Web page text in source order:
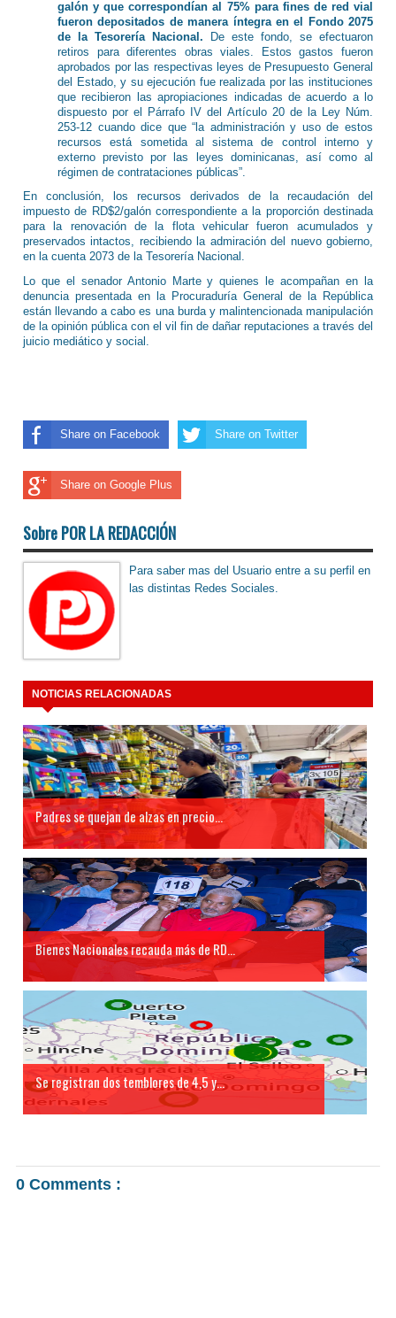
galón y que correspondían al 75% para fines de red vial
fueron depositados de manera íntegra en el Fondo 2075
de la Tesorería Nacional. De este fondo, se efectuaron
retiros para diferentes obras viales. Estos gastos fueron
aprobados por las respectivas leyes de Presupuesto General
del Estado, y su ejecución fue realizada por las instituciones
que recibieron las apropiaciones indicadas de acuerdo a lo
dispuesto por el Párrafo IV del Artículo 20 de la Ley Núm.
253-12 cuando dice que “la administración y uso de estos
recursos está sometida al sistema de control interno y
externo previsto por las leyes dominicanas, así como al
régimen de contrataciones públicas”.
En conclusión, los recursos derivados de la recaudación del
impuesto de RD$2/galón correspondiente a la proporción destinada
para la renovación de la flota vehicular fueron acumulados y
preservados intactos, recibiendo la admiración del nuevo gobierno,
en la cuenta 2073 de la Tesorería Nacional.
Lo que el senador Antonio Marte y quienes le acompañan en la
denuncia presentada en la Procuraduría General de la República
están llevando a cabo es una burda y malintencionada manipulación
de la opinión pública con el vil fin de dañar reputaciones a través del
juicio mediático y social.
Share on Facebook Share on Twitter
Share on Google Plus
Sobre POR LA REDACCIÓN
Para saber mas del Usuario entre a su perfil en
las distintas Redes Sociales.
NOTICIAS RELACIONADAS
Padres se quejan de alzas en precio...
Bienes Nacionales recauda más de RD...
Se registran dos temblores de 4,5 y...
0 Comments :